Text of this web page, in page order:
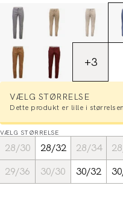
+3
VÆLG STØRRELSE
Dette produkt er lille i
VÆLG STØRRELSE
28/30 28/32 28/34
29/36
30/30 30/32